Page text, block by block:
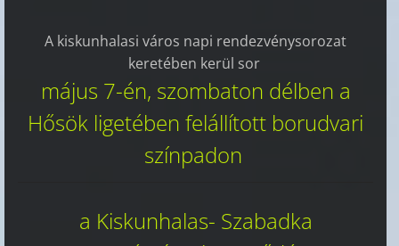
A kiskunhalasi város napi rendezvénysorozat
keretében kerül sor
május 7-én, szombaton délben a
Hősök ligetében felállított borudvari
színpadon
a Kiskunhalas- Szabadka